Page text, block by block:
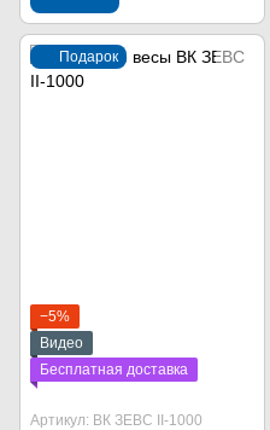
Подарок
−5%
Видео
Бесплатная доставка
Артикул: ВК ЗЕВС ІІ-1000